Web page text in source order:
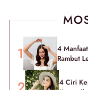
4
Rambut
4 Ciri